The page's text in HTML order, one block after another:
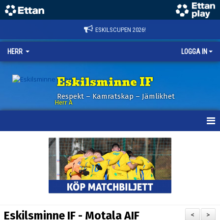
ESKILSCUPEN 2026!
HERR LOGGA IN
Eskilsminne IF
Respekt – Kamratskap – Jämlikhet
Herr A
>
<
Eskilsminne IF - Motala AIF